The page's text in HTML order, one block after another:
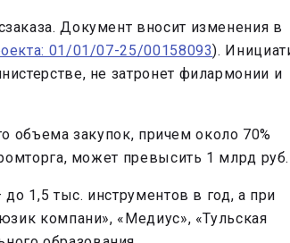
Документ вносит изменения в
01/01/07-25/00158093).
не затронет филармонии и
объема закупок, причем около 70%
может превысить 1 млрд руб.
1,5 тыс. инструментов в год, а при
компани», «Медиус», «Тульская